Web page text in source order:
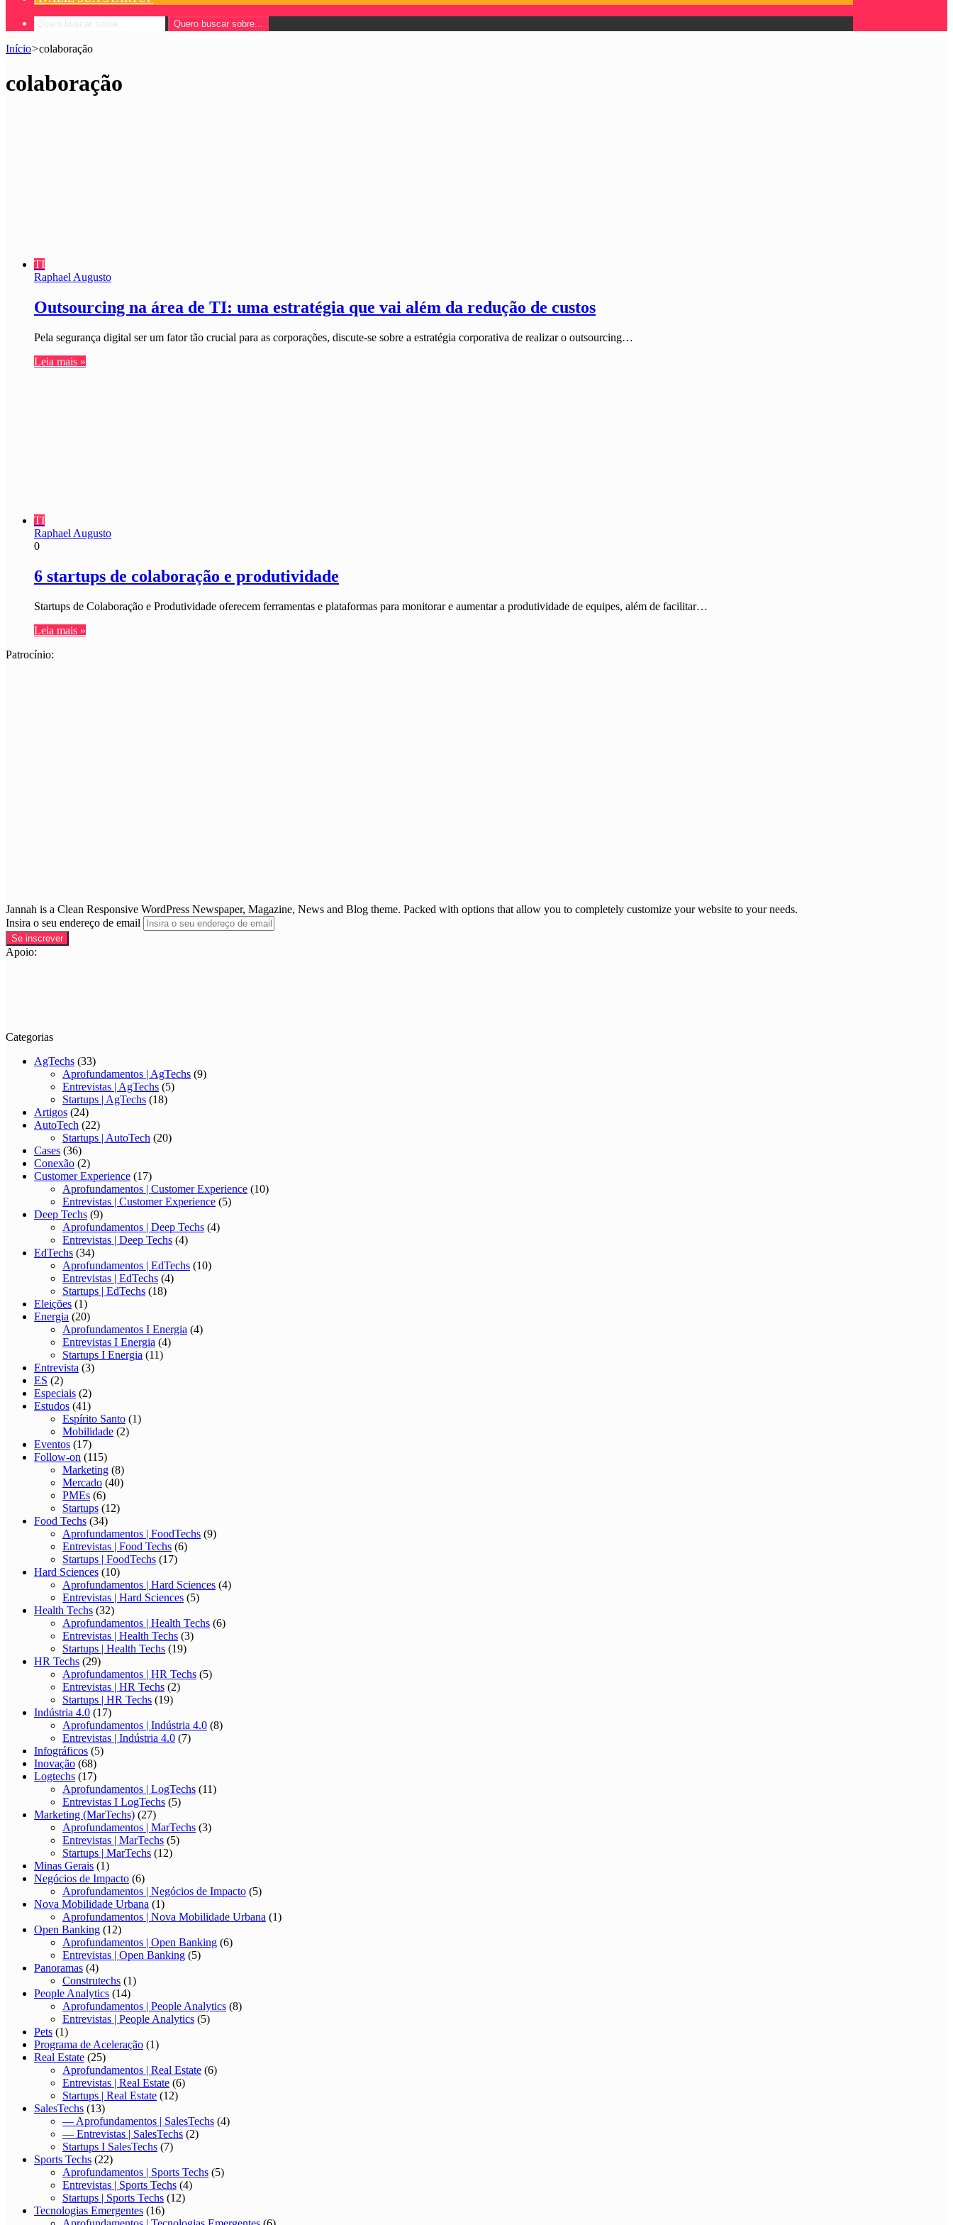
Quero buscar sobre...
Início>colaboração
colaboração
TI
Raphael Augusto
Outsourcing na área de TI: uma estratégia que vai além da redução de custos
Pela segurança digital ser um fator tão crucial para as corporações, discute-se sobre a estratégia corporativa de realizar o outsourcing…
Leia mais »
TI
Raphael Augusto
0
6 startups de colaboração e produtividade
Startups de Colaboração e Produtividade oferecem ferramentas e plataformas para monitorar e aumentar a produtividade de equipes, além de facilitar…
Leia mais »
Patrocínio:
Jannah is a Clean Responsive WordPress Newspaper, Magazine, News and Blog theme. Packed with options that allow you to completely customize your website to your needs.
Insira o seu endereço de email
Apoio:
Categorias
AgTechs (33)
Aprofundamentos | AgTechs (9)
Entrevistas | AgTechs (5)
Startups | AgTechs (18)
Artigos (24)
AutoTech (22)
Startups | AutoTech (20)
Cases (36)
Conexão (2)
Customer Experience (17)
Aprofundamentos | Customer Experience (10)
Entrevistas | Customer Experience (5)
Deep Techs (9)
Aprofundamentos | Deep Techs (4)
Entrevistas | Deep Techs (4)
EdTechs (34)
Aprofundamentos | EdTechs (10)
Entrevistas | EdTechs (4)
Startups | EdTechs (18)
Eleições (1)
Energia (20)
Aprofundamentos I Energia (4)
Entrevistas I Energia (4)
Startups I Energia (11)
Entrevista (3)
ES (2)
Especiais (2)
Estudos (41)
Espírito Santo (1)
Mobilidade (2)
Eventos (17)
Follow-on (115)
Marketing (8)
Mercado (40)
PMEs (6)
Startups (12)
Food Techs (34)
Aprofundamentos | FoodTechs (9)
Entrevistas | Food Techs (6)
Startups | FoodTechs (17)
Hard Sciences (10)
Aprofundamentos | Hard Sciences (4)
Entrevistas | Hard Sciences (5)
Health Techs (32)
Aprofundamentos | Health Techs (6)
Entrevistas | Health Techs (3)
Startups | Health Techs (19)
HR Techs (29)
Aprofundamentos | HR Techs (5)
Entrevistas | HR Techs (2)
Startups | HR Techs (19)
Indústria 4.0 (17)
Aprofundamentos | Indústria 4.0 (8)
Entrevistas | Indústria 4.0 (7)
Infográficos (5)
Inovação (68)
Logtechs (17)
Aprofundamentos | LogTechs (11)
Entrevistas I LogTechs (5)
Marketing (MarTechs) (27)
Aprofundamentos | MarTechs (3)
Entrevistas | MarTechs (5)
Startups | MarTechs (12)
Minas Gerais (1)
Negócios de Impacto (6)
Aprofundamentos | Negócios de Impacto (5)
Nova Mobilidade Urbana (1)
Aprofundamentos | Nova Mobilidade Urbana (1)
Open Banking (12)
Aprofundamentos | Open Banking (6)
Entrevistas | Open Banking (5)
Panoramas (4)
Construtechs (1)
People Analytics (14)
Aprofundamentos | People Analytics (8)
Entrevistas | People Analytics (5)
Pets (1)
Programa de Aceleração (1)
Real Estate (25)
Aprofundamentos | Real Estate (6)
Entrevistas | Real Estate (6)
Startups | Real Estate (12)
SalesTechs (13)
— Aprofundamentos | SalesTechs (4)
— Entrevistas | SalesTechs (2)
Startups I SalesTechs (7)
Sports Techs (22)
Aprofundamentos | Sports Techs (5)
Entrevistas | Sports Techs (4)
Startups | Sports Techs (12)
Tecnologias Emergentes (16)